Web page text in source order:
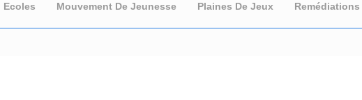
Ecoles Mouvement De Jeunesse Plaines De Jeux Remédiations